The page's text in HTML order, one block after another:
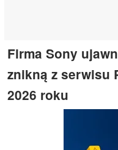
Firma Sony
znikną z serwisu
2026 roku